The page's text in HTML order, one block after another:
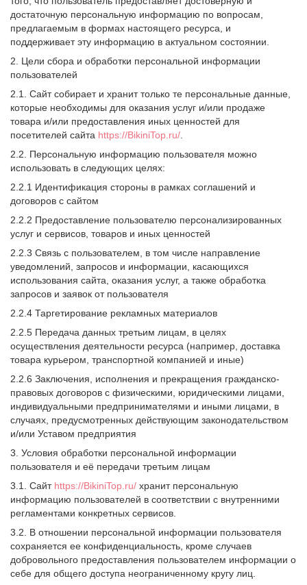
достаточную персональную информацию по вопросам,
предлагаемым в формах настоящего ресурса, и
поддерживает эту информацию в актуальном состоянии.
2. Цели сбора и обработки персональной информации
пользователей
2.1. Сайт собирает и хранит только те персональные данные,
которые необходимы для оказания услуг и/или продаже
товара и/или предоставления иных ценностей для
посетителей сайта https://BikiniTop.ru/
2.2. Персональную информацию пользователя можно
использовать в следующих целях:
2.2.1 Идентификация стороны в рамках соглашений и
договоров с сайтом
2.2.2 Предоставление пользователю персонализированных
услуг и сервисов, товаров и иных ценностей
2.2.3 Связь с пользователем, в том числе направление
уведомлений, запросов и информации, касающихся
использования сайта, оказания услуг, а также обработка
запросов и заявок от пользователя
2.2.4 Таргетирование рекламных материалов
2.2.5 Передача данных третьим лицам, в целях
осуществления деятельности ресурса (например, доставка
товара курьером, транспортной компанией и иные)
2.2.6 Заключения, исполнения и прекращения гражданско-
правовых договоров с физическими, юридическими лицами,
индивидуальными предпринимателями и иными лицами, в
случаях, предусмотренных действующим законодательством
и/или Уставом предприятия
3. Условия обработки персональной информации
пользователя и её передачи третьим лицам
3.1. Сайт https://BikiniTop.ru/ хранит персональную
информацию пользователей в соответствии с внутренними
регламентами конкретных сервисов.
3.2. В отношении персональной информации пользователя
сохраняется ее конфиденциальность, кроме случаев
добровольного предоставления пользователем информации о
себе для общего доступа неограниченному кругу лиц.